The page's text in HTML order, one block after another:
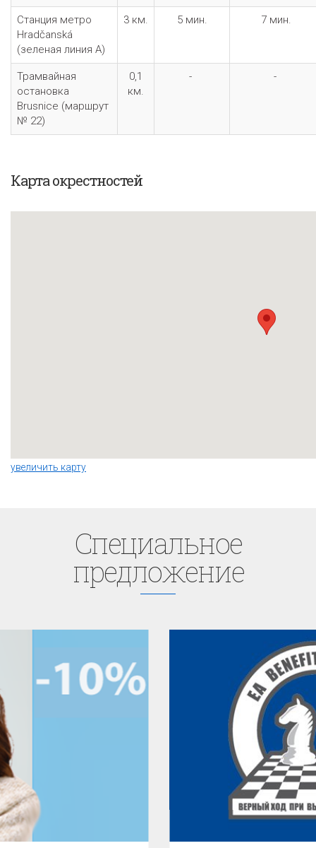
Станция метро
Hradčanská
(зеленая линия A)
3 км. 5 мин. 7 мин.
Трамвайная
остановка
Brusnice (маршрут
№ 22)
0,1
км.
- -
Карта окрестностей
увеличить карту
Cпециaльное
предложение